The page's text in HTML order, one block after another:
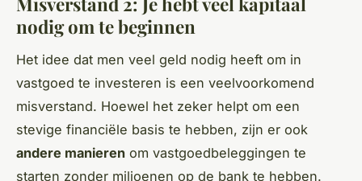
nodig om te beginnen
Het idee dat men veel geld nodig heeft om in
vastgoed te investeren is een veelvoorkomend
misverstand. Hoewel het zeker helpt om een
stevige financiële basis te hebben, zijn er ook
andere manieren om vastgoedbeleggingen te
starten zonder miljoenen op de bank te hebben.